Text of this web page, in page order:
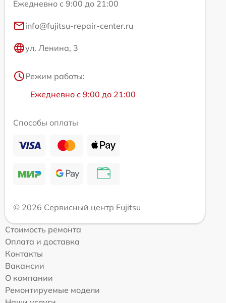
Ежедневно с 9:00 до 21:00
info@fujitsu-repair-center.ru
ул. Ленина, 3
Режим работы:
Ежедневно с 9:00 до 21:00
Способы оплаты
© 2026 Сервисный центр Fujitsu
Стоимость ремонта
Оплата и доставка
Контакты
Вакансии
О компании
Ремонтируемые модели